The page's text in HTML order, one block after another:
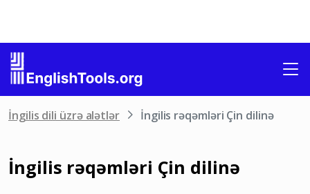
İngilis dili üzrə alətlər İngilis rəqəmləri Çin dilinə
İngilis rəqəmləri Çin dilinə